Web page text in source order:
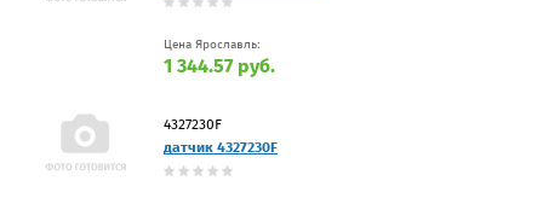
Цена Ярославль:
1 344.57 руб.
4327230F
датчик 4327230F